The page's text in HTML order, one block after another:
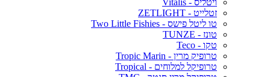
זטלייט - ZETLIGHT
טו ליטל פישס - Two Little Fishies
טונז - TUNZE
טקו - Teco
טרופיק מרין - Tropic Marin
טרופיקל למלוחים - Tropical